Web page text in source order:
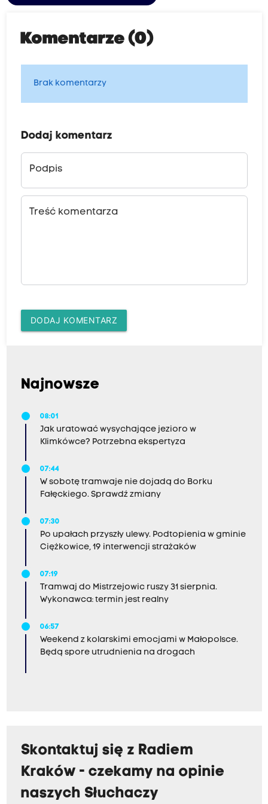
Komentarze (0)
Brak komentarzy
Dodaj komentarz
Podpis
Treść komentarza
DODAJ KOMENTARZ
Najnowsze
08:01
Jak uratować wysychające jezioro w
Klimkówce? Potrzebna ekspertyza
07:44
W sobotę tramwaje nie dojadą do Borku
Fałęckiego. Sprawdź zmiany
07:30
Po upałach przyszły ulewy. Podtopienia w gminie
Ciężkowice, 19 interwencji strażaków
07:19
Tramwaj do Mistrzejowic ruszy 31 sierpnia.
Wykonawca: termin jest realny
06:57
Weekend z kolarskimi emocjami w Małopolsce.
Będą spore utrudnienia na drogach
Skontaktuj się z Radiem
Kraków - czekamy na opinie
naszych Słuchaczy